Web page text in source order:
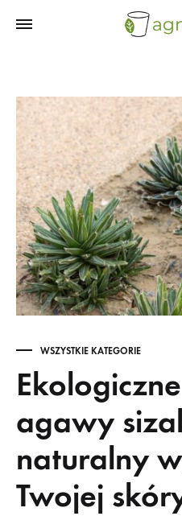
WSZYSTKIE KATEGORIE
agawy
naturalny
Twojej